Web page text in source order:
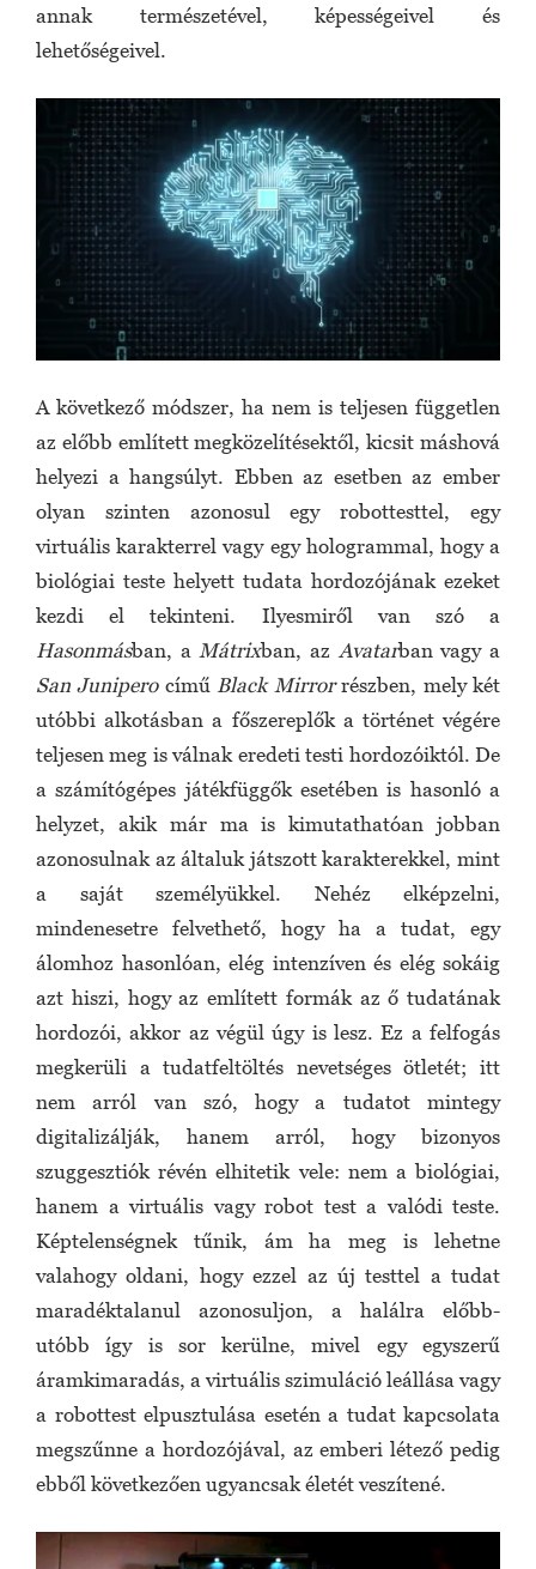
annak természetével, képességeivel és
lehetőségeivel.
A következő módszer, ha nem is teljesen független
az előbb említett megközelítésektől, kicsit máshová
helyezi a hangsúlyt. Ebben az esetben az ember
olyan szinten azonosul egy robottesttel, egy
virtuális karakterrel vagy egy hologrammal, hogy a
biológiai teste helyett tudata hordozójának ezeket
kezdi el tekinteni. Ilyesmiről van szó a
Hasonmásban, a Mátrixban, az Avatarban vagy a
San Juniperocímű Black Mirrorrészben, mely két
utóbbi alkotásban a főszereplők a történet végére
teljesen meg is válnak eredeti testi hordozóiktól. De
a számítógépes játékfüggők esetében is hasonló a
helyzet, akik már ma is kimutathatóan jobban
azonosulnak az általuk játszott karakterekkel, mint
a saját személyükkel. Nehéz elképzelni,
mindenesetre felvethető, hogy ha a tudat, egy
álomhoz hasonlóan, elég intenzíven és elég sokáig
azt hiszi, hogy az említett formák az ő tudatának
hordozói, akkor az végül úgy is lesz. Ez a felfogás
megkerüli a tudatfeltöltés nevetséges ötletét; itt
nem arról van szó, hogy a tudatot mintegy
digitalizálják, hanem arról, hogy bizonyos
szuggesztiók révén elhitetik vele: nem a biológiai,
hanem a virtuális vagy robot test a valódi teste.
Képtelenségnek tűnik, ám ha meg is lehetne
valahogy oldani, hogy ezzel az új testtel a tudat
maradéktalanul azonosuljon, a halálra előbb-
utóbb így is sor kerülne, mivel egy egyszerű
áramkimaradás, a virtuális szimuláció leállása vagy
a robottest elpusztulása esetén a tudat kapcsolata
megszűnne a hordozójával, az emberi létező pedig
ebből következően ugyancsak életét veszítené.